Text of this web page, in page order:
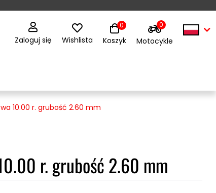
Zaloguj się Wishlista Koszyk
0 0
Motocykle
10.00 r. grubość 2.60 mm
r. grubość 2.60 mm